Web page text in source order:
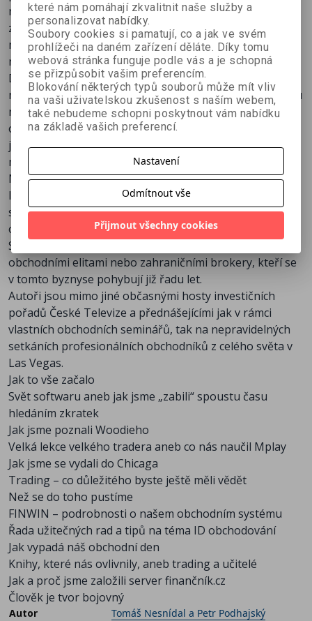
Jak a proč jsme založili server finančník.cz
Člověk je tvor bojovný
nevídanou revolucí a tak se burzovní obchodování
začíná stávat dostupné i nejširší veřejnosti a to s
možností obchodovat díky internetu přímo z domova,
navíc s velmi přesně kontrolovaným rizikem.
Dlouholetí obchodníci P. Podhajský a T. Nesnídal se vám
nyní pokusili v této jedinečné knize, první svého druhu u
nás, přiblížit podstatu takzvaného intradenního
obchodování. Na řadě konkrétních příkladů vám ukáží,
jak se dá intradenně obchodovat pro tisíce dolarů
měsíčně, při obchodování pouhé 2,5 hodiny denně.
Nechybí řada důležitých psychologických lekcí, které
lépe vyzbrojí začínající obchodníky v oblasti vlastní
sebedůvěry a samozřejmě se čtenář dočká i popisu
originálního obchodního systému FinWin.
Součástí knihy je i několik rozhovorů se zahraničními
obchodními elitami nebo zahraničními brokery, kteří se
v tomto byznyse pohybují již řadu let.
Autoři jsou mimo jiné občasnými hosty investičních
pořadů České Televize a přednášejícími jak v rámci
vlastních obchodních seminářů, tak na nepravidelných
setkáních profesionálních obchodníků z celého světa v
Las Vegas.
Jak to vše začalo
Svět softwaru aneb jak jsme „zabili“ spoustu času
hledáním zkratek
Jak jsme poznali Woodieho
Velká lekce velkého tradera aneb co nás naučil Mplay
Jak jsme se vydali do Chicaga
Trading – co důležitého byste ještě měli vědět
Než se do toho pustíme
FINWIN – podrobnosti o našem obchodním systému
Řada užitečných rad a tipů na téma ID obchodování
Jak vypadá náš obchodní den
Knihy, které nás ovlivnily, aneb trading a učitelé
Jak a proč jsme založili server finančník.cz
Člověk je tvor bojovný
Autor
Tomáš Nesnídal a Petr Podhajský
které nám pomáhají zkvalitnit naše služby a
personalizovat nabídky.
Soubory cookies si pamatují, co a jak ve svém
prohlížeči na daném zařízení děláte. Díky tomu
webová stránka funguje podle vás a je schopná
se přizpůsobit vašim preferencím.
Blokování některých typů souborů může mít vliv
na vaši uživatelskou zkušenost s naším webem,
také nebudeme schopni poskytnout vám nabídku
na základě vašich preferencí.
Nastavení
Odmítnout vše
Přijmout všechny cookies